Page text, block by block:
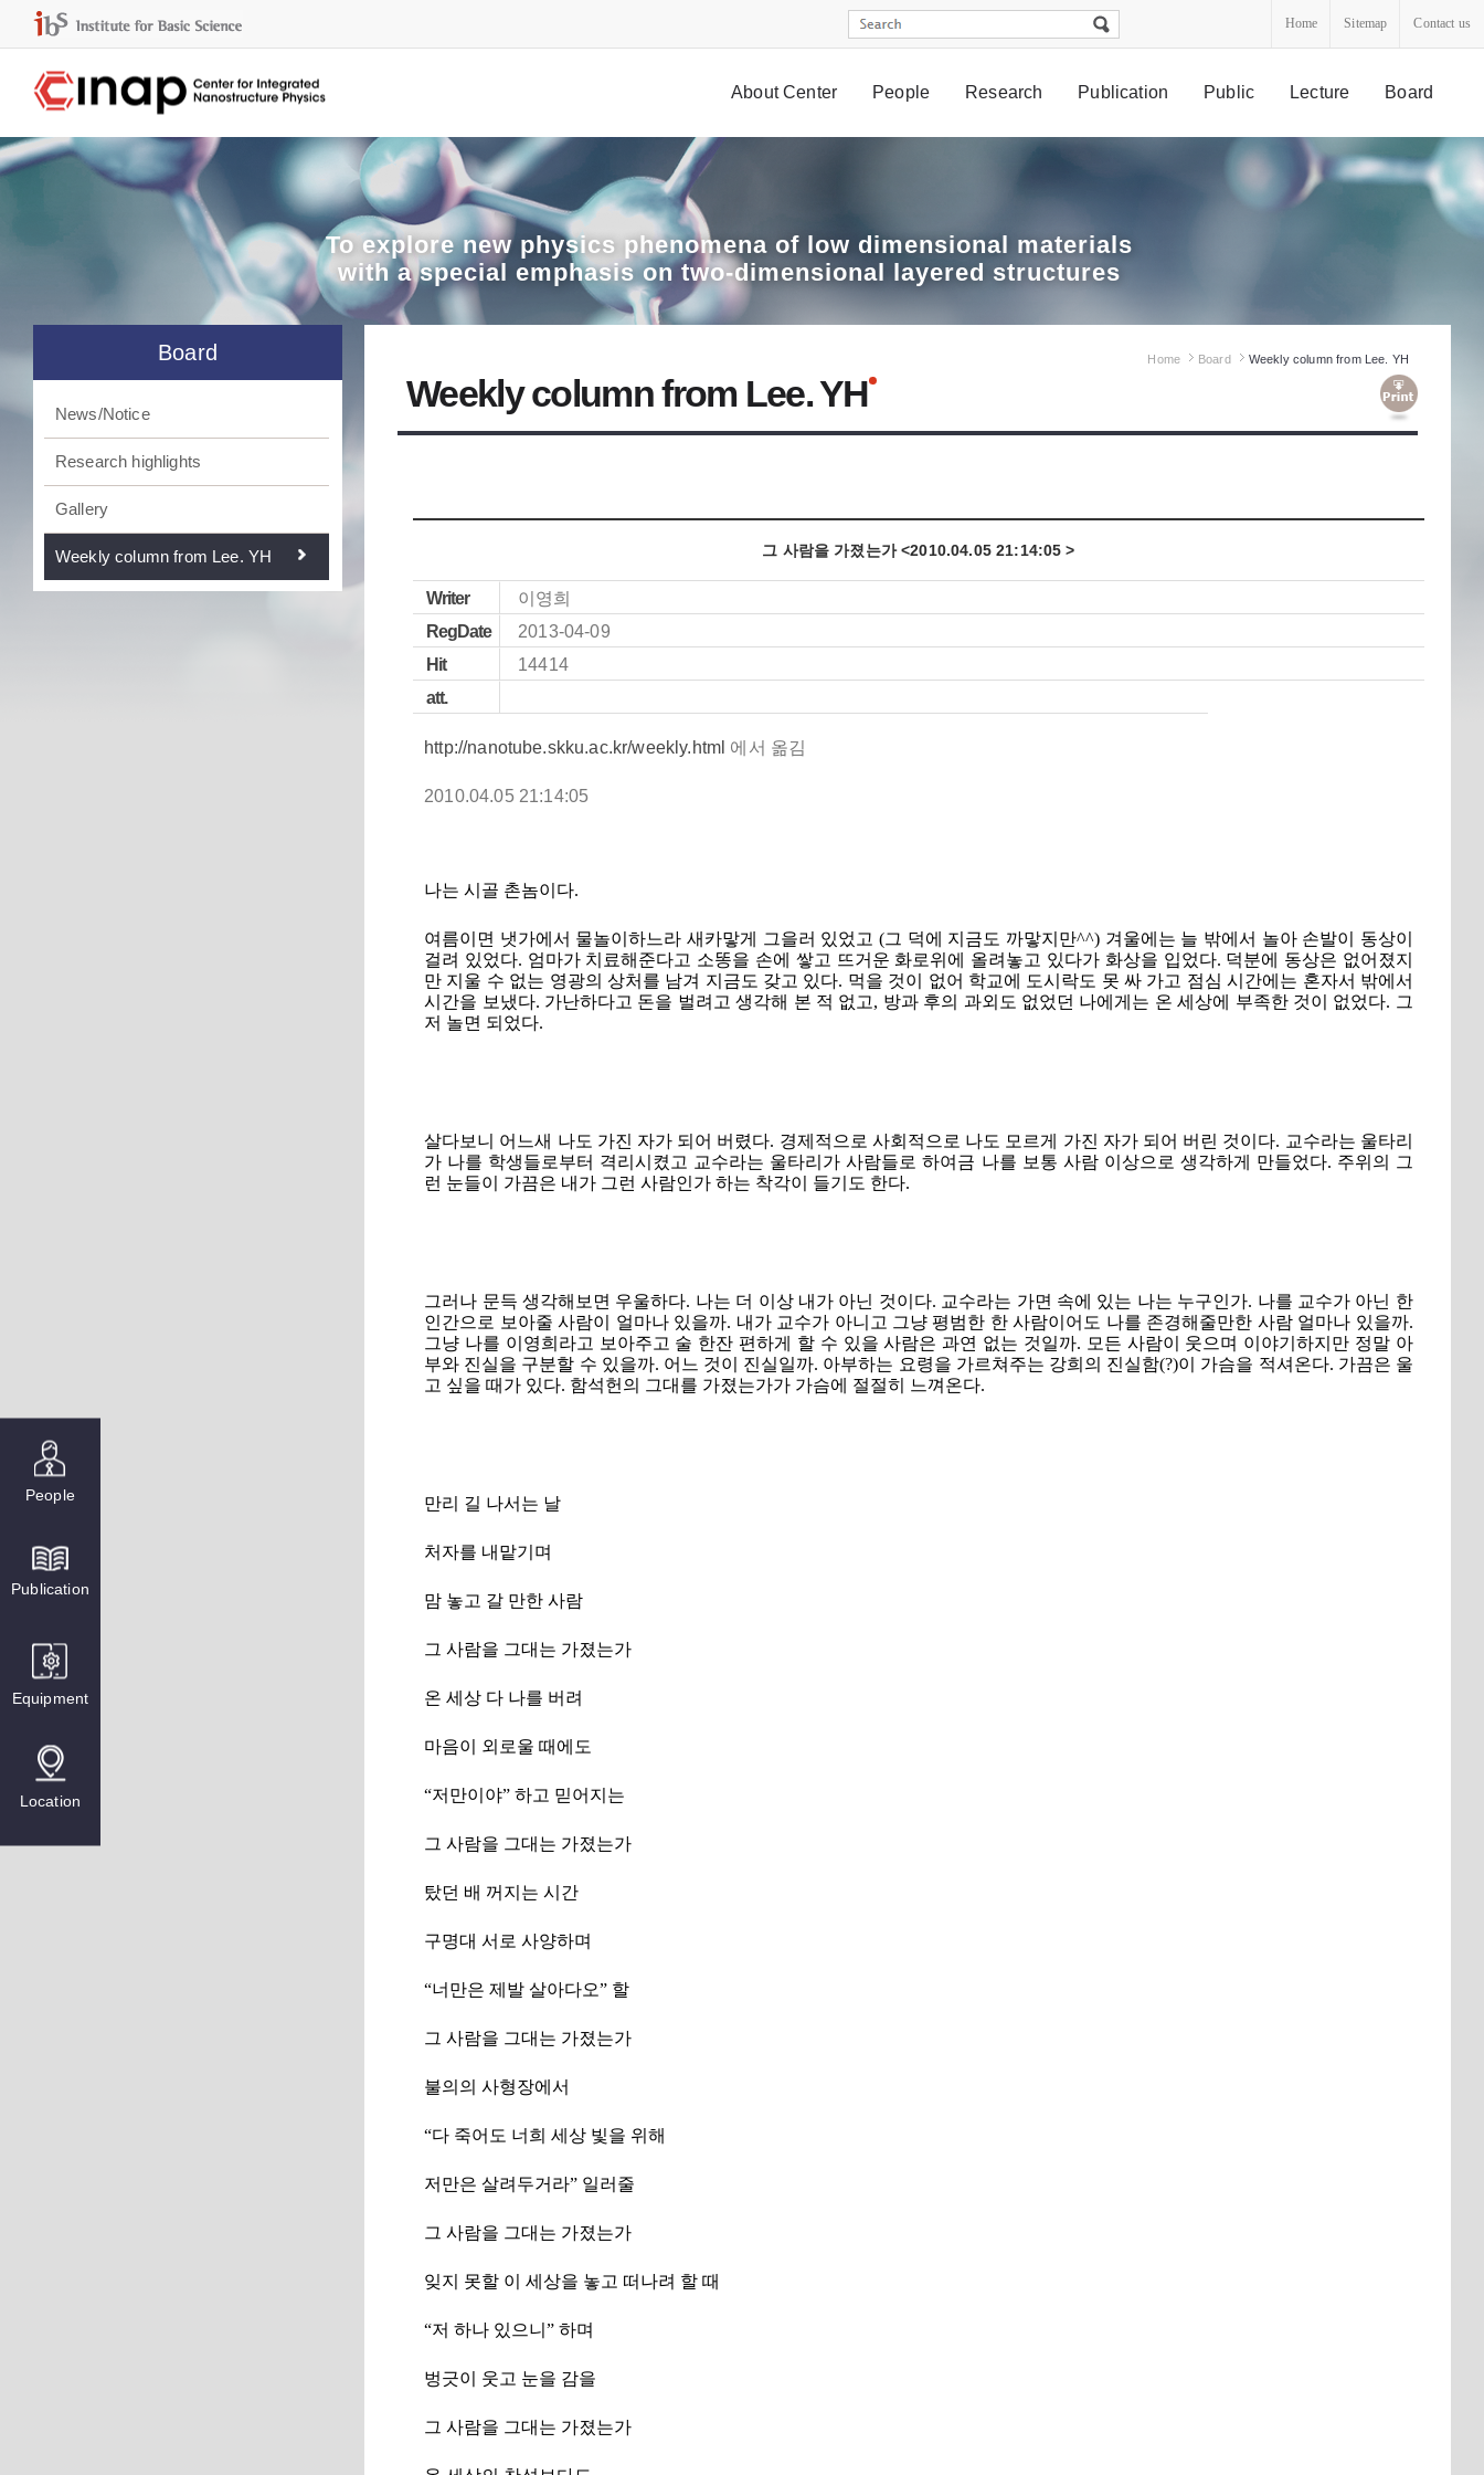
Home Sitemap Contact us
About Center People Research Publication Public Lecture Board
People
Publication
Equipment
Location
To explorenew physics phenomena of low dimensional materials
with a special emphasis on two-dimensional layered structures
Board
News/Notice
Research highlights
Gallery
Weekly column from Lee. YH
Home Board Weekly column from Lee. YH
Weekly column from Lee. YH
그 사람을 가졌는가 <2010.04.05 21:14:05 >
Writer
이영희
RegDate
2013-04-09
Hit
14414
att.
http://nanotube.skku.ac.kr/weekly.html 에서 옮김
2010.04.0521:14:05
나는 시골 촌놈이다.
여름이면 냇가에서 물놀이하느라 새카맣게 그을러 있었고 (그 덕에 지금도 까맣지만^^) 겨울에는 늘 밖에서 놀아 손발이 동상이
걸려 있었다. 엄마가 치료해준다고 소똥을 손에 쌓고 뜨거운 화로위에 올려놓고 있다가 화상을 입었다. 덕분에 동상은 없어졌지
만 지울 수 없는 영광의 상처를 남겨 지금도 갖고 있다. 먹을 것이 없어 학교에 도시락도 못 싸 가고 점심 시간에는 혼자서 밖에서
시간을 보냈다. 가난하다고 돈을 벌려고 생각해 본 적 없고, 방과 후의 과외도 없었던 나에게는 온 세상에 부족한 것이 없었다. 그
저 놀면 되었다.
살다보니 어느새 나도 가진 자가 되어 버렸다. 경제적으로 사회적으로 나도 모르게 가진 자가 되어 버린 것이다. 교수라는 울타리
가 나를 학생들로부터 격리시켰고 교수라는 울타리가 사람들로 하여금 나를 보통 사람 이상으로 생각하게 만들었다. 주위의 그
런 눈들이 가끔은 내가 그런 사람인가 하는 착각이 들기도 한다.
그러나 문득 생각해보면 우울하다. 나는 더 이상 내가 아닌 것이다. 교수라는 가면 속에 있는 나는 누구인가. 나를 교수가 아닌 한
인간으로 보아줄 사람이 얼마나 있을까. 내가 교수가 아니고 그냥 평범한 한 사람이어도 나를 존경해줄만한 사람 얼마나 있을까.
그냥 나를 이영희라고 보아주고 술 한잔 편하게 할 수 있을 사람은 과연 없는 것일까. 모든 사람이 웃으며 이야기하지만 정말 아
부와 진실을 구분할 수 있을까. 어느 것이 진실일까. 아부하는 요령을 가르쳐주는 강희의 진실함(?)이 가슴을 적셔온다. 가끔은 울
고 싶을 때가 있다. 함석헌의 그대를 가졌는가가 가슴에 절절히 느껴온다.
만리 길 나서는 날
처자를 내맡기며
맘 놓고 갈 만한 사람
그 사람을 그대는 가졌는가
온 세상 다 나를 버려
마음이 외로울 때에도
“저만이야” 하고 믿어지는
그 사람을 그대는 가졌는가
탔던 배 꺼지는 시간
구명대 서로 사양하며
“너만은 제발 살아다오” 할
그 사람을 그대는 가졌는가
불의의 사형장에서
“다 죽어도 너희 세상 빛을 위해
저만은 살려두거라” 일러줄
그 사람을 그대는 가졌는가
잊지 못할 이 세상을 놓고 떠나려 할 때
“저 하나 있으니” 하며
벙긋이 웃고 눈을 감을
그 사람을 그대는 가졌는가